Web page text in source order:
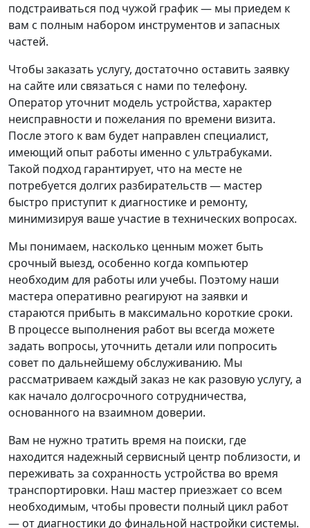
подстраиваться под чужой график — мы приедем к
вам с полным набором инструментов и запасных
частей.
Чтобы заказать услугу, достаточно оставить заявку
на сайте или связаться с нами по телефону.
Оператор уточнит модель устройства, характер
неисправности и пожелания по времени визита.
После этого к вам будет направлен специалист,
имеющий опыт работы именно с ультрабуками.
Такой подход гарантирует, что на месте не
потребуется долгих разбирательств — мастер
быстро приступит к диагностике и ремонту,
минимизируя ваше участие в технических вопросах.
Мы понимаем, насколько ценным может быть
срочный выезд, особенно когда компьютер
необходим для работы или учебы. Поэтому наши
мастера оперативно реагируют на заявки и
стараются прибыть в максимально короткие сроки.
В процессе выполнения работ вы всегда можете
задать вопросы, уточнить детали или попросить
совет по дальнейшему обслуживанию. Мы
рассматриваем каждый заказ не как разовую услугу, а
как начало долгосрочного сотрудничества,
основанного на взаимном доверии.
Вам не нужно тратить время на поиски, где
находится надежный сервисный центр поблизости, и
переживать за сохранность устройства во время
транспортировки. Наш мастер приезжает со всем
необходимым, чтобы провести полный цикл работ
— от диагностики до финальной настройки системы.